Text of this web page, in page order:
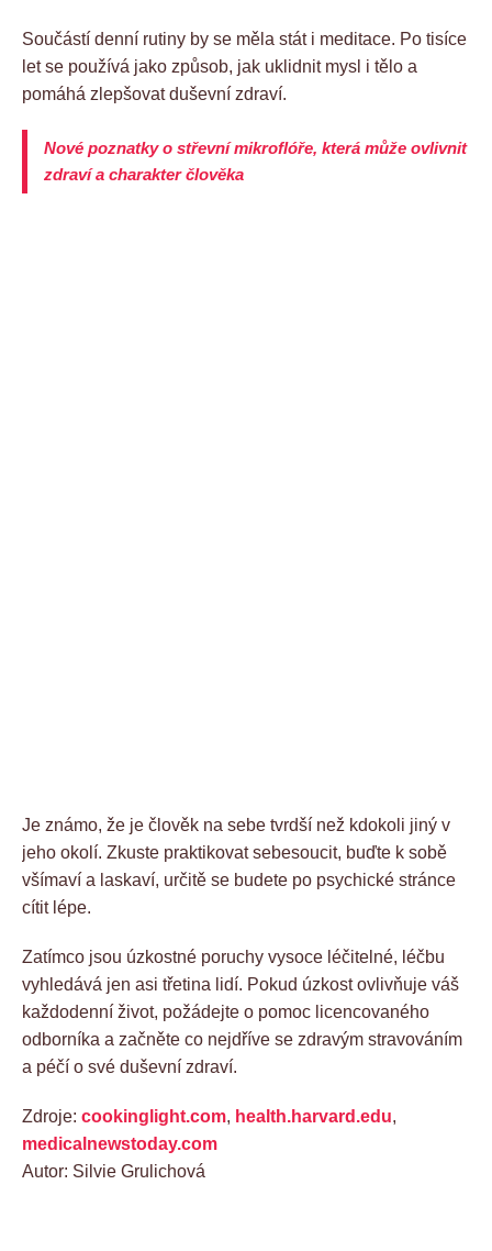
Součástí denní rutiny by se měla stát i meditace. Po tisíce
let se používá jako způsob, jak uklidnit mysl i tělo a
pomáhá zlepšovat duševní zdraví.
Nové poznatky o střevní mikroflóře, která může ovlivnit
zdraví a charakter člověka
Je známo, že je člověk na sebe tvrdší než kdokoli jiný v
jeho okolí. Zkuste praktikovat sebesoucit, buďte k sobě
všímaví a laskaví, určitě se budete po psychické stránce
cítit lépe.
Zatímco jsou úzkostné poruchy vysoce léčitelné, léčbu
vyhledává jen asi třetina lidí. Pokud úzkost ovlivňuje váš
každodenní život, požádejte o pomoc licencovaného
odborníka a začněte co nejdříve se zdravým stravováním
a péčí o své duševní zdraví.
Zdroje: cookinglight.com, health.harvard.edu,
medicalnewstoday.com
Autor: Silvie Grulichová